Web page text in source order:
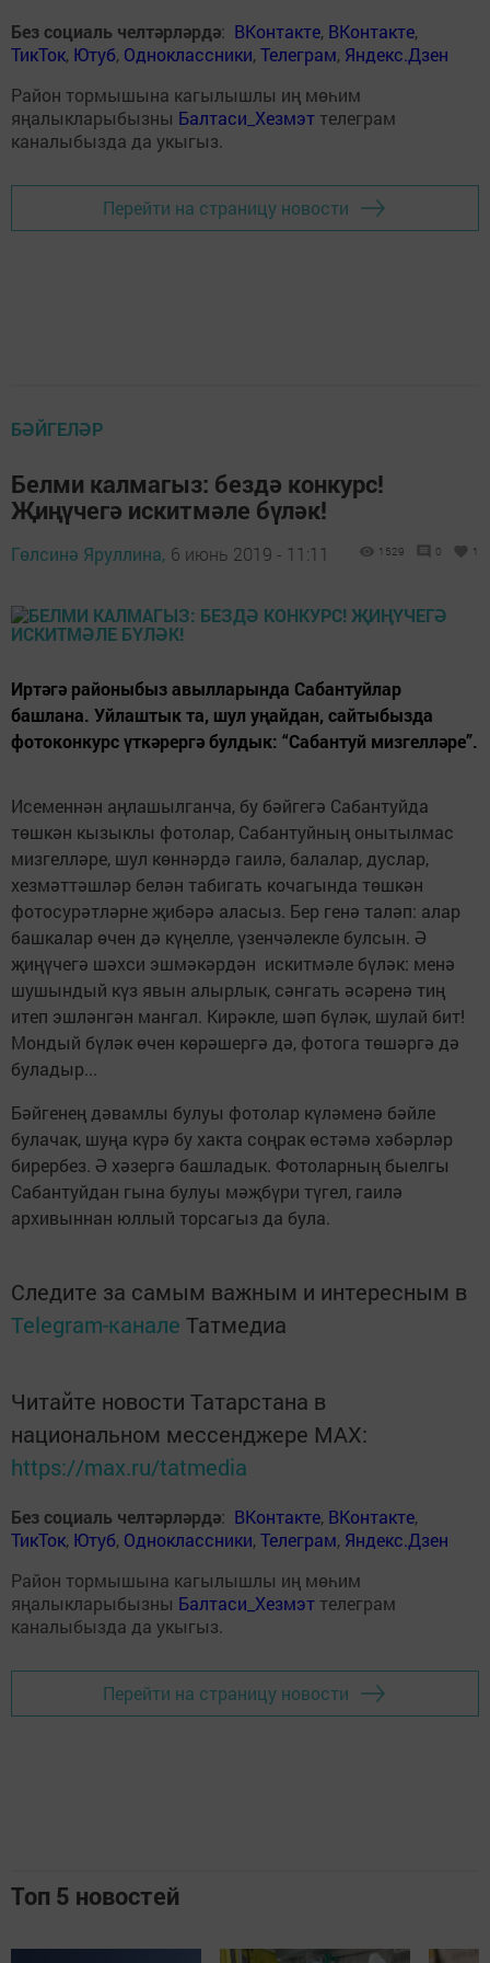
Без социаль челтәрләрдә: ВКонтакте, ВКонтакте,
ТикТок, Ютуб, Одноклассники,Телеграм, Яндекс.Дзен
Район тормышына кагылышлы иң мөһим
яңалыкларыбызны Балтаси_Хезмэт телеграм
каналыбызда да укыгыз.
Перейти на страницу новости
БӘЙГЕЛӘР
Белми калмагыз: бездә конкурс!
Җиңүчегә искитмәле бүләк!
Гөлсинә Яруллина, 6 июнь 2019 - 11:11 1529 0 1
Иртәгә районыбыз авылларында Сабантуйлар
башлана. Уйлаштык та, шул уңайдан, сайтыбызда
фотоконкурс үткәрергә булдык: “Сабантуй мизгелләре”.
Исеменнән аңлашылганча, бу бәйгегә Сабантуйда
төшкән кызыклы фотолар, Сабантуйның онытылмас
мизгелләре, шул көннәрдә гаилә, балалар, дуслар,
хезмәттәшләр белән табигать кочагында төшкән
фотосурәтләрне җибәрә аласыз. Бер генә таләп: алар
башкалар өчен дә күңелле, үзенчәлекле булсын. Ә
җиңүчегә шәхси эшмәкәрдән искитмәле бүләк: менә
шушындый күз явын алырлык, сәнгать әсәренә тиң
итеп эшләнгән мангал. Кирәкле, шәп бүләк, шулай бит!
Мондый бүләк өчен көрәшергә дә, фотога төшәргә дә
буладыр...
Бәйгенең дәвамлы булуы фотолар күләменә бәйле
булачак, шуңа күрә бу хакта соңрак өстәмә хәбәрләр
бирербез. Ә хәзергә башладык. Фотоларның быелгы
Сабантуйдан гына булуы мәҗбүри түгел, гаилә
архивыннан юллый торсагыз да була.
Следите за самым важным и интересным в
Telegram-канале Татмедиа
Читайте новости Татарстана в
национальном мессенджере MАХ:
https://max.ru/tatmedia
Без социаль челтәрләрдә: ВКонтакте, ВКонтакте,
ТикТок, Ютуб, Одноклассники,Телеграм, Яндекс.Дзен
Район тормышына кагылышлы иң мөһим
яңалыкларыбызны Балтаси_Хезмэт телеграм
каналыбызда да укыгыз.
Перейти на страницу новости
Топ 5 новостей